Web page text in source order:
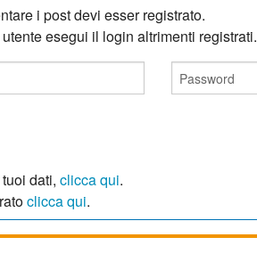
i post devi esser registrato.
esegui il login altrimenti registrati.
dati, clicca qui.
clicca qui.